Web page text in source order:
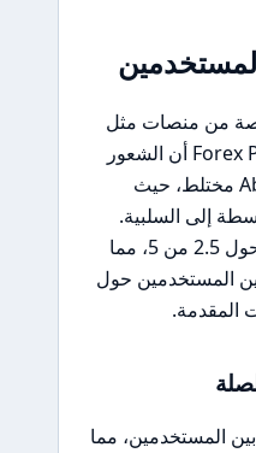
من منصات مثل
Trustpilot وForex Peace Army أن الشعور
العام تجاه Abbott Futures مختلط، حيث
إلى السلبية.
متوسط التقييمات يتراوح حول 2.5 من 5، مما
المستخدمين حول
المقدمة.
المستخدمين، مما